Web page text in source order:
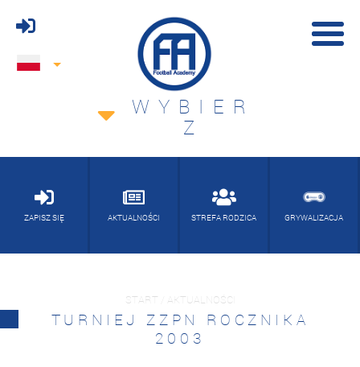
WYBIER
Z
ZAPISZ SIĘ AKTUALNOŚCI STREFA RODZICA GRYWALIZACJA
START / AKTUALNOŚCI
TURNIEJ ZZPN ROCZNIKA
2003